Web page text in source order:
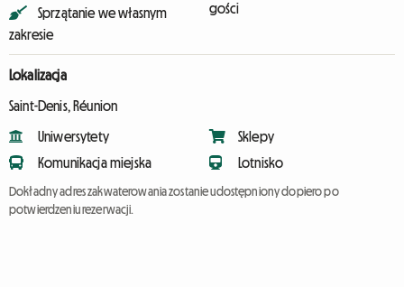
Sprzątanie we własnym
zakresie
gości
Lokalizacja
Saint-Denis, Réunion
Uniwersytety
Komunikacja miejska
Sklepy
Lotnisko
Dokładny adres zakwaterowania zostanie udostępniony dopiero po
potwierdzeniu rezerwacji.